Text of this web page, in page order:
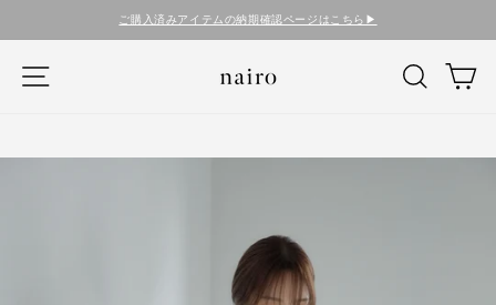
ご購入済みアイテムの納期確認ページはこちら▶︎
検索 カ